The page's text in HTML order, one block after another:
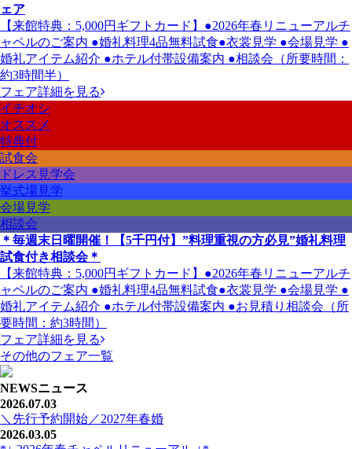
ェア
【来館特典：5,000円ギフトカード】●2026年春リニューアルチ
ャペルのご案内 ●婚礼料理4品無料試食●衣裳見学 ●会場見学 ●
婚礼アイテム紹介 ●ホテル付帯設備案内 ●相談会（所要時間：
約3時間半）
フェア詳細を見る
イチオシ
オススメ
特典付
試食会
ドレス見学会
挙式場見学
会場見学
相談会
＊毎週末日曜開催！【5千円付】”料理重視の方必見”婚礼料理
試食付き相談会＊
【来館特典：5,000円ギフトカード】●2026年春リニューアルチ
ャペルのご案内 ●婚礼料理4品無料試食●衣裳見学 ●会場見学 ●
婚礼アイテム紹介 ●ホテル付帯設備案内 ●お見積り相談会（所
要時間：約3時間）
フェア詳細を見る
その他のフェア一覧
NEWSニュース
2026.07.03
＼先行予約開始／2027年春婚
2026.03.05